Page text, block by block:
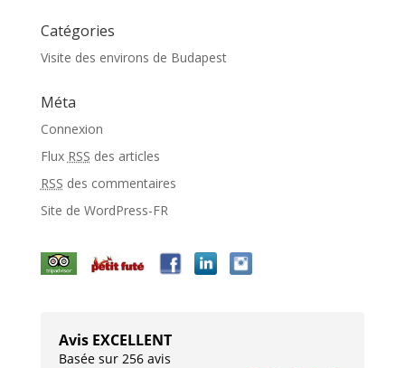
Catégories
Visite des environs de Budapest
Méta
Connexion
Flux RSS des articles
RSS des commentaires
Site de WordPress-FR
Avis EXCELLENT
Basée sur 256 avis